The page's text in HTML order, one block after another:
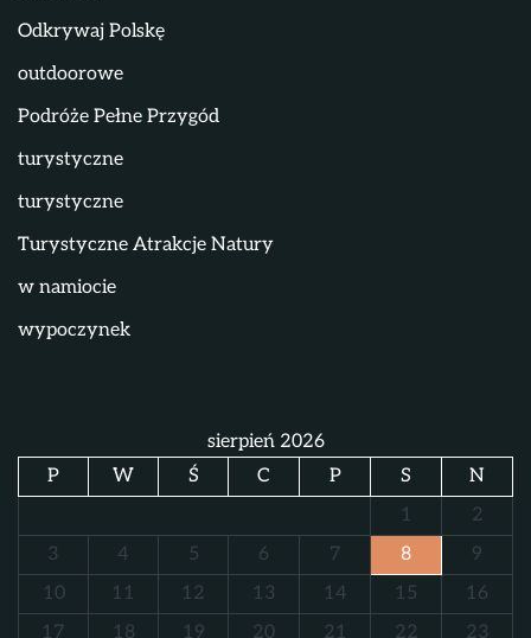
Odkrywaj Polskę
outdoorowe
Podróże Pełne Przygód
turystyczne
turystyczne
Turystyczne Atrakcje Natury
w namiocie
wypoczynek
sierpień 2026
P
W Ś C P S
N
1
2
3
4 5 6 7 8
9
10
11 12 13 14 15
16
17
18 19 20 21 22 23